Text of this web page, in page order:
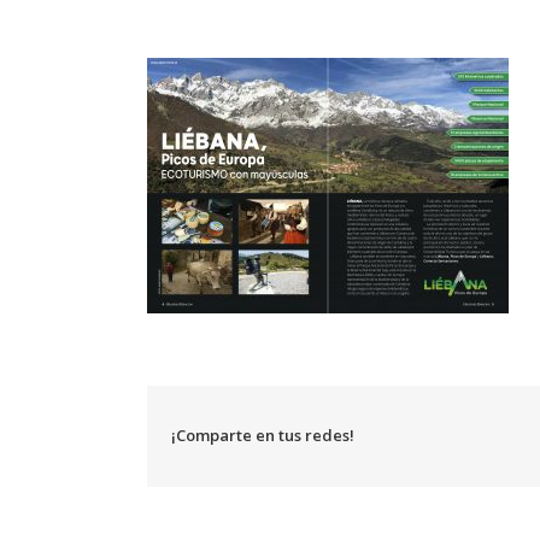
¡Comparte en tus redes!